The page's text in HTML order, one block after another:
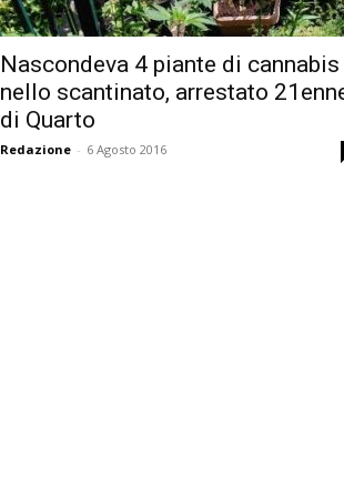
Nascondeva 4 piante di cannabis
nello scantinato, arrestato
di Quarto
Redazione - 6 Agosto 2016